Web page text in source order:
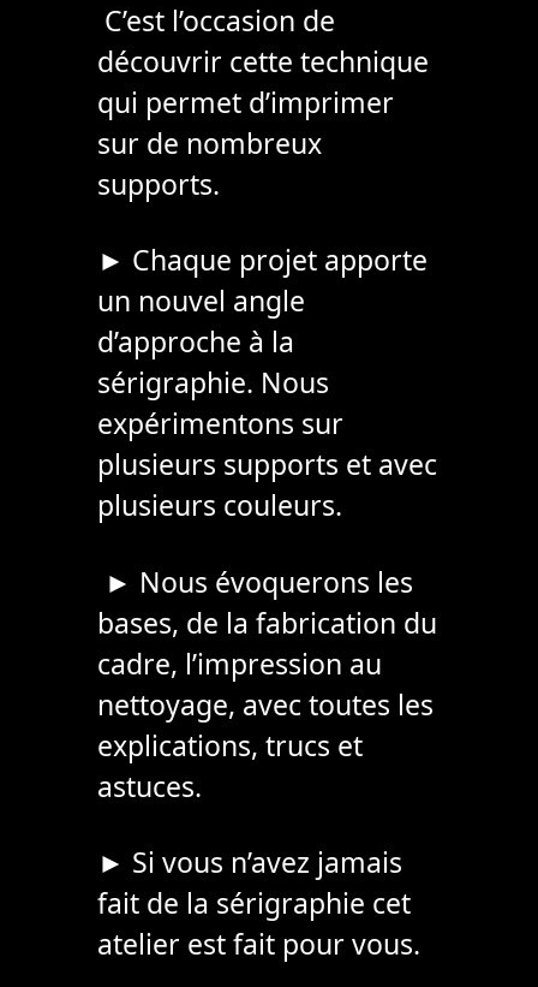
C’est l’occasion de
découvrir cette technique
qui permet d’imprimer
sur de nombreux
supports.
► Chaque projet apporte
un nouvel angle
d’approche à la
sérigraphie. Nous
expérimentons sur
plusieurs supports et avec
plusieurs couleurs.
► Nous évoquerons les
bases, de la fabrication du
cadre, l’impression au
nettoyage, avec toutes les
explications, trucs et
astuces.
► Si vous n’avez jamais
fait de la sérigraphie cet
atelier est fait pour vous.